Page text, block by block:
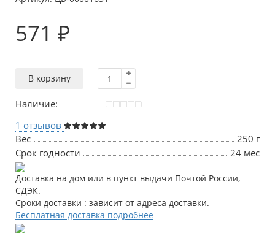
571 ₽
В корзину
Наличие:
1 отзывов
Вес
250 г
Срок годности
24 мес
Доставка на дом или в пункт выдачи Почтой России,
СДЭК.
Сроки доставки : зависит от адреса доставки.
Бесплатная доставка подробнее